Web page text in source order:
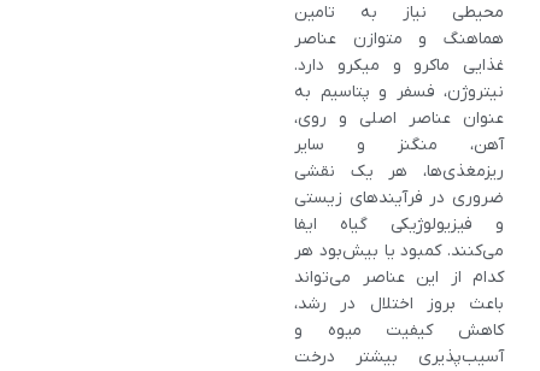
محیطی نیاز به تامین
هماهنگ و متوازن عناصر
غذایی ماکرو و میکرو دارد.
نیتروژن، فسفر و پتاسیم به‌
عنوان عناصر اصلی و روی،
آهن، منگنز و سایر
ریزمغذی‌ها، هر یک نقشی
ضروری در فرآیندهای زیستی
و فیزیولوژیکی گیاه ایفا
می‌کنند. کمبود یا بیش‌بود هر
کدام از این عناصر می‌تواند
باعث بروز اختلال در رشد،
کاهش کیفیت میوه و
آسیب‌پذیری بیشتر درخت